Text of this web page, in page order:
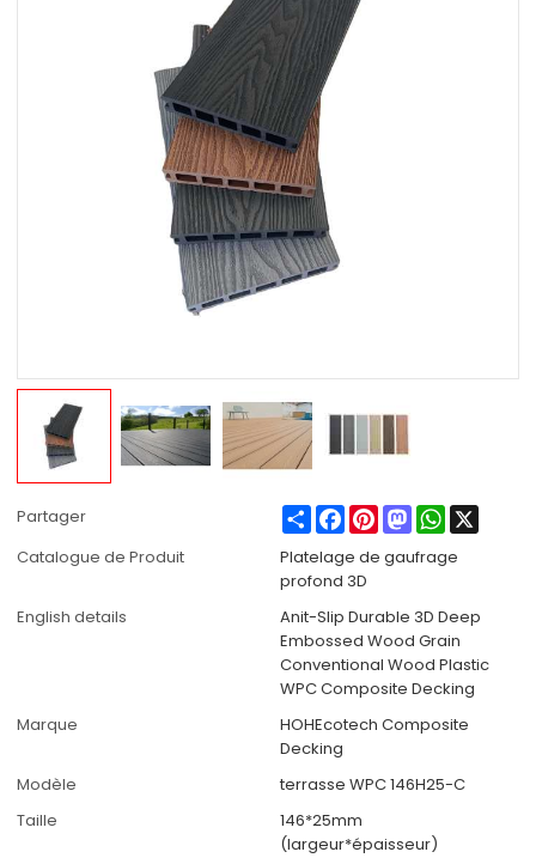
Partager ShareFacebook
PinterestMastodonWhatsApp
X
Catalogue de Produit
Platelage de gaufrage
profond 3D
English details
Anit-Slip Durable 3D Deep
Embossed Wood Grain
Conventional Wood Plastic
WPC Composite Decking
Marque
HOHEcotech Composite
Decking
Modèle
terrasse WPC 146H25-C
Taille
146*25mm
(largeur*épaisseur)